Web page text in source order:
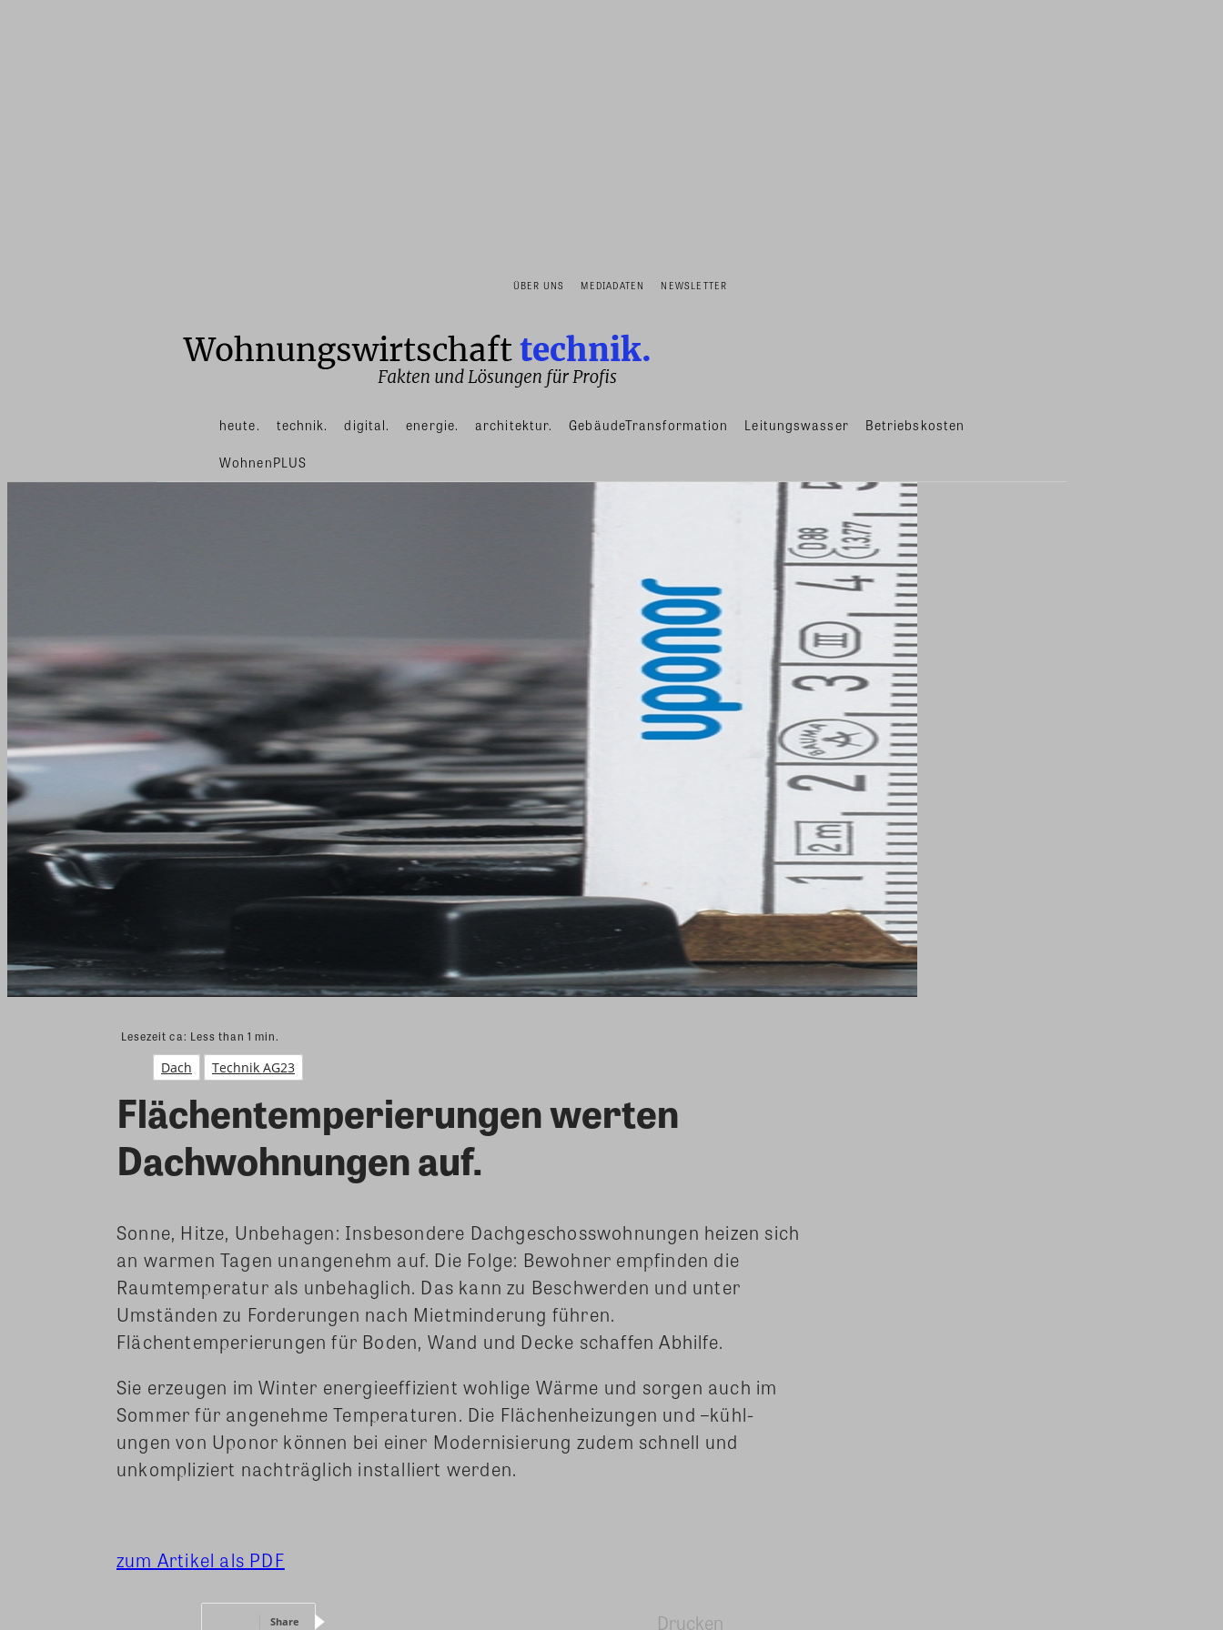
ÜBER UNS MEDIADATEN NEWSLETTER
heute. technik. digital. energie. architektur. GebäudeTransformation Leitungswasser Betriebskosten
WohnenPLUS
Lesezeit ca: Less than 1 min.
Dach Technik AG23
Flächentemperierungen werten
Dachwohnungen auf.
Sonne, Hitze, Unbehagen: Insbesondere Dachgeschosswohnungen heizen sich
an warmen Tagen unangenehm auf. Die Folge: Bewohner empfinden die
Raumtemperatur als unbehaglich. Das kann zu Beschwerden und unter
Umständen zu Forderungen nach Mietminderung führen.
Flächentemperierungen für Boden, Wand und Decke schaffen Abhilfe.
Sie erzeugen im Winter energieeffizient wohlige Wärme und sorgen auch im
Sommer für angenehme Temperaturen. Die Flächenheizungen und –kühl-
ungen von Uponor können bei einer Modernisierung zudem schnell und
unkompliziert nachträglich installiert werden.
zum Artikel als PDF
Share Drucken